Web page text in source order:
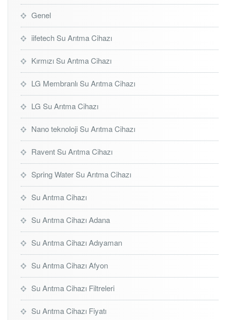
Genel
iifetech Su Arıtma Cihazı
Kırmızı Su Arıtma Cihazı
LG Membranlı Su Arıtma Cihazı
LG Su Arıtma Cihazı
Nano teknoloji Su Arıtma Cihazı
Ravent Su Arıtma Cihazı
Spring Water Su Arıtma Cihazı
Su Arıtma Cihazı
Su Arıtma Cihazı Adana
Su Arıtma Cihazı Adıyaman
Su Arıtma Cihazı Afyon
Su Arıtma Cihazı Filtreleri
Su Arıtma Cihazı Fiyatı